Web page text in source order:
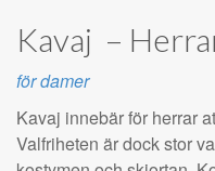
Kavaj –
för damer
Kavaj innebär för herrar
Valfriheten är dock stor